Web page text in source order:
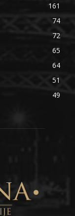
161
74
72
65
64
51
49